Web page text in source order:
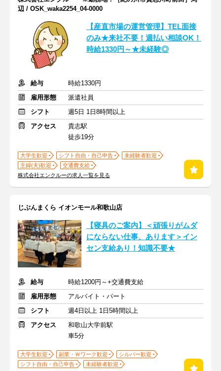
辺 / OSK_waka2254_04-0000
【産直市場の運営管理】TEL面接
のみ★来社不要！週払い相談OK！
時給1330円～★未経験◎
給与
時給1330円
雇用形態
派遣社員
シフト
週5日 1日8時間以上
アクセス
貴志駅
徒歩19分
大学生歓迎 シフト自由・自己申告
未経験者歓迎
主婦(夫)歓迎
交通費支給
株式会社エンクルーの求人一覧を見る
じぶんまくら イオンモール和歌山店
【寝具のご案内】＜頑張りがムダ
にならない仕事、あります＞イン
セン支給あり！知識不要★
給与
時給1200円～+交通費支給
雇用形態
アルバイト・パート
シフト
週4日以上 1日5時間以上
アクセス
和歌山大学前駅
車5分
大学生歓迎 副業・Ｗワーク歓迎
シルバー歓迎
シフト自由・自己申告
未経験者歓迎